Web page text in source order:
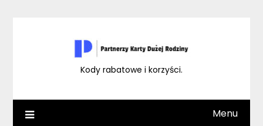
Kody rabatowe i korzyści.
Menu